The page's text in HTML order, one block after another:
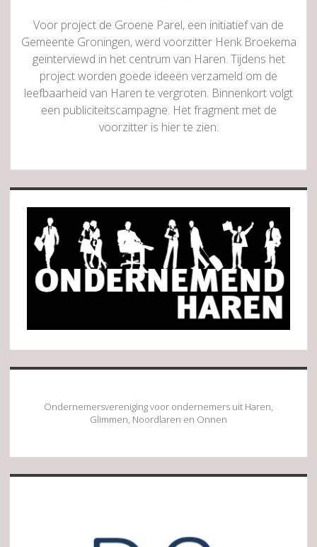
Voor project de Groene Parel, een initiatief van de
Gemeente Groningen, werd voorzitter Henk Broekema
geïnterviewd in het centrum van Haren. Tijdens het
project worden goede ideeën verzameld om de
leefbaarheid van Haren te vergroten. Binnenkort volgt
een publiciteitscampagne. Het fragment met de
voorzitter is hier te zien:
Sidebar
Ondernemersvereniging voor ondernemers uit Haren,
Glimmen, Noordlaren en Onnen